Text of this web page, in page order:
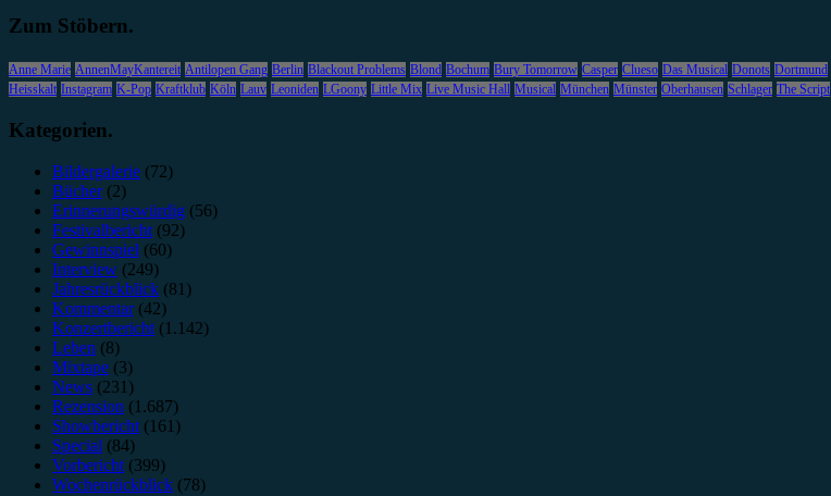
Zum Stöbern.
Anne Marie AnnenMayKantereit Antilopen Gang Berlin Blackout Problems Blond Bochum Bury Tomorrow Casper Clueso Das Musical Donots Dortmund
Heisskalt Instagram K-Pop Kraftklub Köln Lauv Leoniden LGoony Little Mix Live Music Hall Musical München Münster Oberhausen Schlager The Script
Kategorien.
Bildergalerie (72)
Bücher(2)
Erinnerungswürdig (56)
Festivalbericht(92)
Gewinnspiel (60)
Interview (249)
Jahresrückblick (81)
Kommentar(42)
Konzertbericht(1.142)
Leben (8)
Mixtape (3)
News (231)
Rezension (1.687)
Showbericht(161)
Special (84)
Vorbericht(399)
Wochenrückblick (78)